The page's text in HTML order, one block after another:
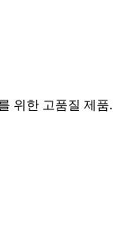
위한 고품질 제품.